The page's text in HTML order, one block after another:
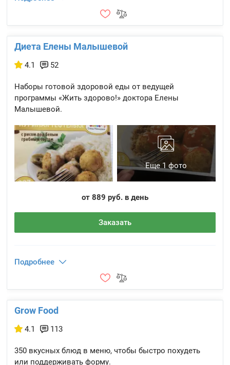
Диета Елены Малышевой
4.1 52
Наборы готовой здоровой еды от ведущей
программы «Жить здорово!» доктора Елены
Малышевой.
Еще 1 фото
от 889 руб. в день
Заказать
Подробнее
Grow Food
4.1 113
350 вкусных блюд в меню, чтобы быстро похудеть
или поддерживать форму.